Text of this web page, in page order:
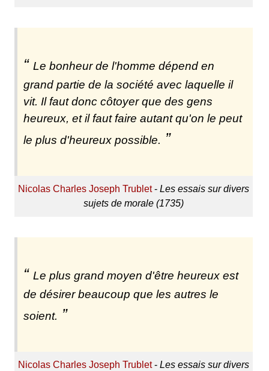
Le bonheur de l'homme dépend en
grand partie de la société avec laquelle il
vit. Il faut donc côtoyer que des gens
heureux, et il faut faire autant qu'on le peut
le plus d'heureux possible.
Nicolas Charles Joseph Trublet- Les essais sur divers
sujets de morale (1735)
Le plus grand moyen d'être heureux est
de désirer beaucoup que les autres le
soient.
Nicolas Charles Joseph Trublet- Les essais sur divers